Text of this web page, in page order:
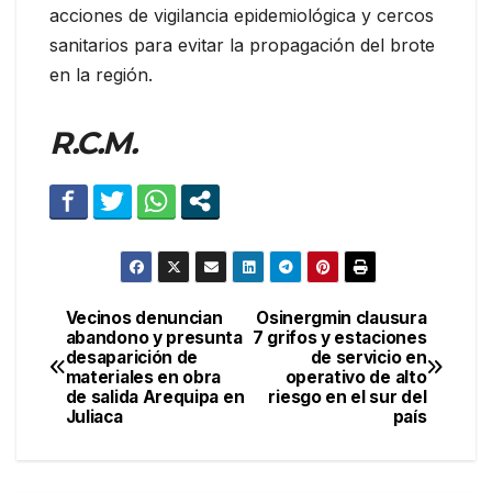
acciones de vigilancia epidemiológica y cercos
sanitarios para evitar la propagación del brote
en la región.
R.C.M.
Navegación
de
entradas
Osinergmin clausura
7 grifos y estaciones
de servicio en
operativo de alto
riesgo en el sur del
país
Vecinos denuncian
abandono y presunta
desaparición de
materiales en obra
de salida Arequipa en
Juliaca